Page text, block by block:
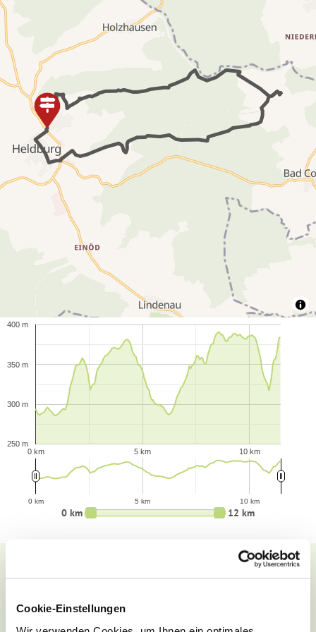
Cookie-Einstellungen
0 km 5 km 10 km
250 m
300 m
350 m
400 m
0 km 5 km 10 km
0 km 12 km
Wegbeläge